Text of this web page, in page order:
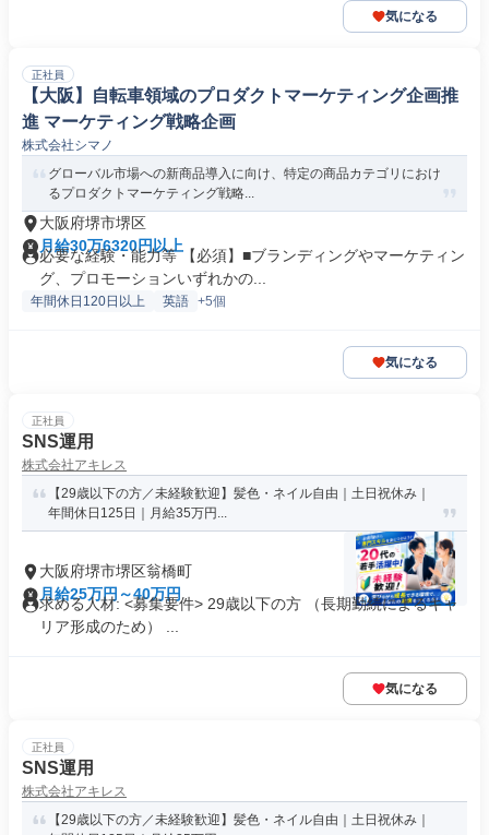
気になる
正社員
【大阪】自転車領域のプロダクトマーケティング企画推
進 マーケティング戦略企画
株式会社シマノ
グローバル市場への新商品導入に向け、特定の商品カテゴリにおけ
るプロダクトマーケティング戦略...
大阪府堺市堺区
月給30万6320円以上
必要な経験・能力等 【必須】■ブランディングやマーケティン
グ、プロモーションいずれかの...
年間休日120日以上 英語 +5個
気になる
正社員
SNS運用
株式会社アキレス
【29歳以下の方／未経験歓迎】髪色・ネイル自由｜土日祝休み｜
年間休日125日｜月給35万円...
大阪府堺市堺区翁橋町
月給25万円～40万円
求める人材: <募集要件> 29歳以下の方 （長期勤続によるキャ
リア形成のため） ...
気になる
正社員
SNS運用
株式会社アキレス
【29歳以下の方／未経験歓迎】髪色・ネイル自由｜土日祝休み｜